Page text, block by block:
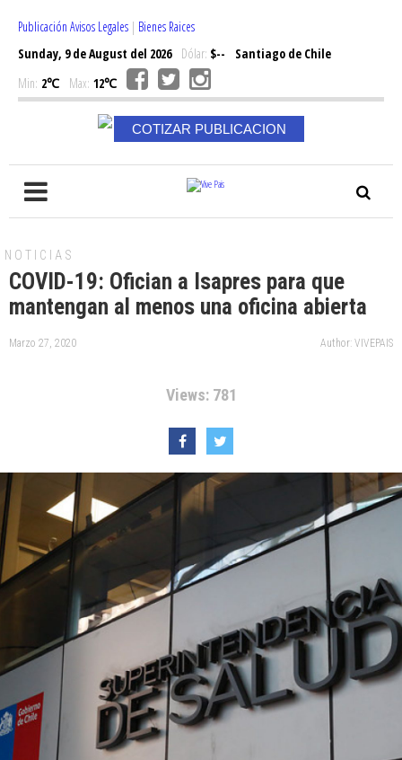
Publicación Avisos Legales | Bienes Raices
Sunday, 9 de August del 2026Dólar: $--
Santiago de Chile
Min: 2℃ Max: 12℃
COTIZAR PUBLICACION
NOTICIAS
COVID-19: Ofician a Isapres para que
mantengan al menos una oficina abierta
Marzo 27, 2020 Author: VIVEPAIS
Views: 781